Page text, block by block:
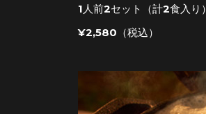
1人前2セット（計2食入り）
¥2,580（税込）